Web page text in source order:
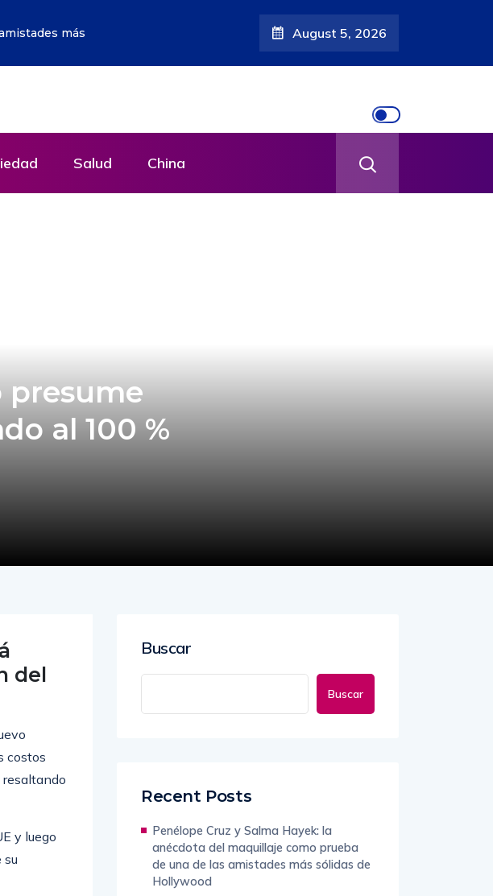
prometidos
August 5, 2026
Salud China
presume
al 100 %
del
costos
resaltando
y luego
su
Buscar
Buscar
Recent Posts
Penélope Cruz y Salma Hayek: la
anécdota del maquillaje como prueba
de una de las amistades más sólidas de
Hollywood